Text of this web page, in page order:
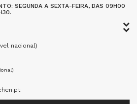
SEGUNDA A SEXTA-FEIRA, DAS 09H00
nacional)